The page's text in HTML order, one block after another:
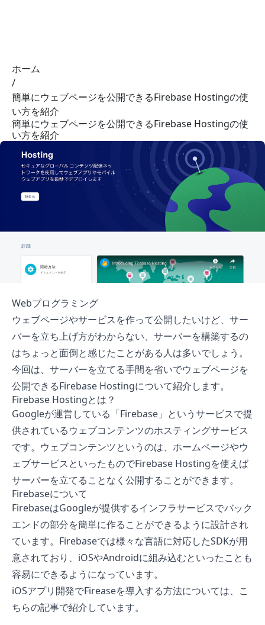
ホーム
/
簡単にウェブページを公開できるFirebase Hostingの使
い方を紹介
簡単にウェブページを公開できるFirebase Hostingの使
い方を紹介
Webプログラミング
ウェブページやサービスを作って公開したいけど、サー
バーを立ち上げ方がわからない、サーバーを構築するの
はちょっと面倒と感じたことがある人は多いでしょう。
今回は、サーバーを立てる手間を省いでウェブページを
公開できるFirebase Hostingについて紹介します。
Firebase Hostingとは？
Googleが運営している「Firebase」というサービスで提
供されているウェブコンテンツのホスティングサービス
です。ウェブコンテンツというのは、ホームページやウ
ェブサービスといったものでFirebase Hostingを使えば
サーバーを立てることなく公開することができます。
Firebaseについて
FirebaseはGoogleが提供するインフラサービスでバック
エンドの部分を簡単に作ることができるように設計され
ています。Firebaseでは様々な言語に対応したSDKが用
意されており、iOSやAndroidに組み込むといったことも
容易にできるようになっています。
iOSアプリ開発でFireaseを導入する方法については、こ
ちらの記事で紹介しています。